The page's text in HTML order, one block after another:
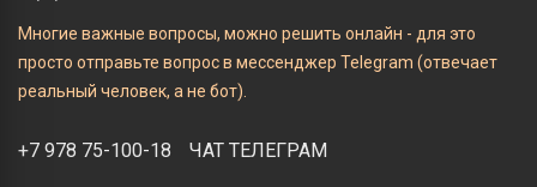
Многие важные вопросы, можно решить онлайн - для это
просто отправьте вопрос в мессенджер Telegram (отвечает
реальный человек, а не бот).
+7 978 75-100-18 ЧАТ ТЕЛЕГРАМ